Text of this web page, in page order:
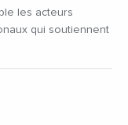
les acteurs
qui soutiennent